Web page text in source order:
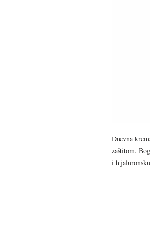
Dnevna
zaštitom.
i